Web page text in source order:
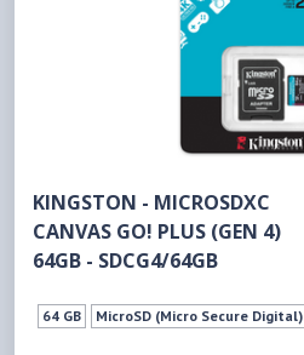
KINGSTON - MICROSDXC
CANVAS GO! PLUS (GEN 4)
64GB - SDCG4/64GB
64 GB MicroSD (Micro Secure Digital)